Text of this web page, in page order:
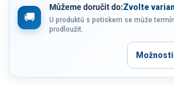
Můžeme doručit do:Zvolte
U produktů s potiskem se může
prodloužit.